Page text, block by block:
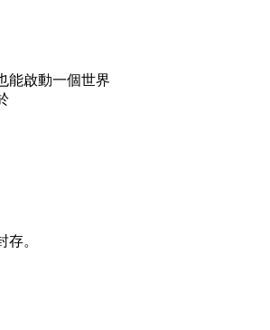
能啟動一個世界
。